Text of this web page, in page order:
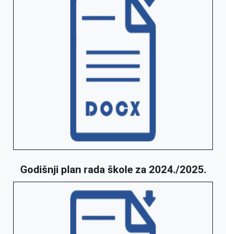
Godišnji plan rada škole za 2024./2025.